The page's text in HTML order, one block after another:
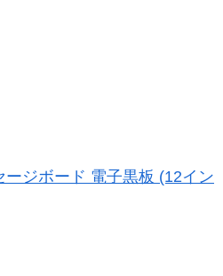
ジボード 電子黒板 (12イン